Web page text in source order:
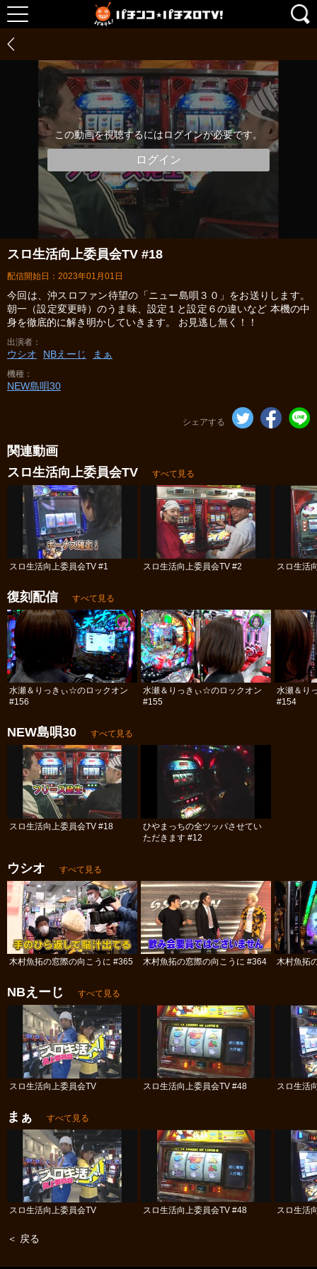
この動画を視聴するにはログインが必要です。
ログイン
スロ生活向上委員会TV #18
配信開始日：2023年01月01日
今回は、沖スロファン待望の「ニュー島唄３０」をお送りします。
朝一（設定変更時）のうま味、設定１と設定６の違いなど 本機の中
身を徹底的に解き明かしていきます。 お見逃し無く！！
出演者
ウシオ NBえーじ まぁ
機種
NEW島唄30
シェアする
関連動画
スロ生活向上委員会TV
すべて見る
スロ生活向上委員会TV #1 スロ生活向上委員会TV #2 スロ生活
復刻配信 すべて見る
水瀬＆りっきぃ☆のロックオン
#156
水瀬＆りっきぃ☆のロックオン
#155
水瀬＆り
#154
NEW島唄30 すべて見る
スロ生活向上委員会TV #18
ひやまっちの全ツッパさせてい
ただきます #12
ウシオ すべて見る
木村魚拓の窓際の向こうに #365 木村魚拓の窓際の向こうに #364 木村魚拓
NBえーじ すべて見る
スロ生活向上委員会TV スロ生活向上委員会TV #48 スロ生活
まぁ すべて見る
スロ生活向上委員会TV スロ生活向上委員会TV #48 スロ生活
＜ 戻る